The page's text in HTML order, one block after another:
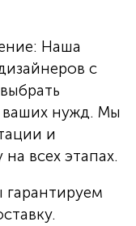
Наша
с
ваших нужд. Мы
и
всех этапах.